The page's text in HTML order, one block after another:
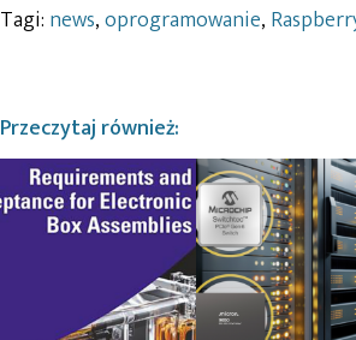
Tagi: news,oprogramowanie,
Przeczytaj również: